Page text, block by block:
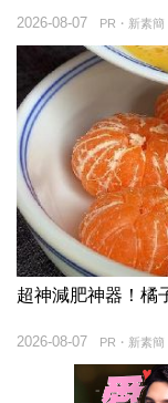
PR・新素簡
2026-08-07
超神減肥神器！橘
PR・新素簡
2026-08-07